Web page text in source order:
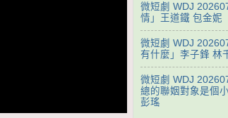
微短劇 WDJ
情」王道鐵 包金妮
微短劇 WDJ
有什麼」李子鋒 林
微短劇 WDJ
總的聯姻對象是個
彭瑤